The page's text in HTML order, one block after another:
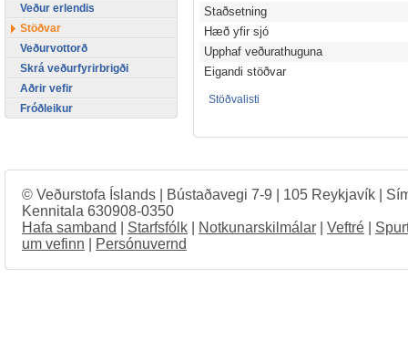
Staðsetning
Hæð yfir sjó
Upphaf veðurathuguna
Eigandi stöðvar
Stöðvalisti
Veður erlendis
Stöðvar
Veðurvottorð
Skrá veðurfyrirbrigði
Aðrir vefir
Fróðleikur
© Veðurstofa Íslands | Bústaðavegi 7-9 | 105 Reykjavík |
Kennitala 630908-0350
Hafa samband
Starfsfólk Notkunarskilmálar Veftré
um vefinn
Persónuvernd